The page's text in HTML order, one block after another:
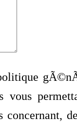
vous